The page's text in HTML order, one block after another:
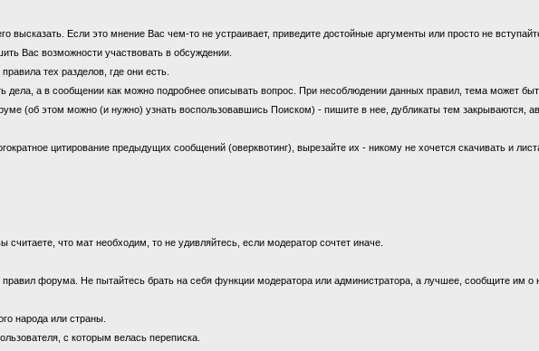
высказать. Если это мнение Вас чем-то не устраивает, приведите достойные аргументы или просто не
Вас возможности участвовать в обсуждении.
тех разделов, где они есть.
дела, а в сообщении как можно подробнее описывать вопрос. При несоблюдении данных правил, тема может
(об этом можно (и нужно) узнать воспользовавшись Поиском) - пишите в нее, дубликаты тем закрываются,
цитирование предыдущих сообщений (оверквотинг), вырезайте их - никому не хочется скачивать и
что мат необходим, то не удивляйтесь, если модератор сочтет иначе.
форума. Не пытайтесь брать на себя функции модератора или администратора, а лучшее, сообщите им о
народа или страны.
с которым велась переписка.